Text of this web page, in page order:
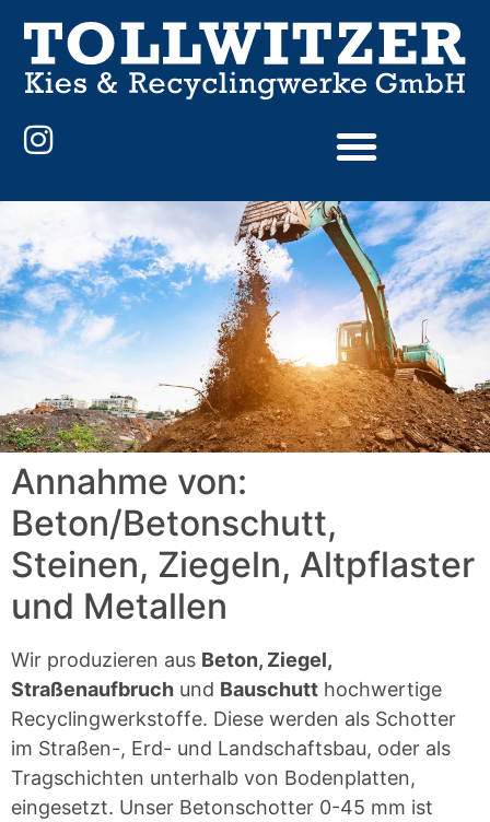
Annahme von:
Beton/Betonschutt,
Steinen, Ziegeln, Altpflaster
und Metallen
Wir produzieren aus Beton, Ziegel,
Straßenaufbruch und Bauschutt hochwertige
Recyclingwerkstoffe. Diese werden als Schotter
im Straßen-, Erd- und Landschaftsbau, oder als
Tragschichten unterhalb von Bodenplatten,
eingesetzt. Unser Betonschotter 0-45 mm ist